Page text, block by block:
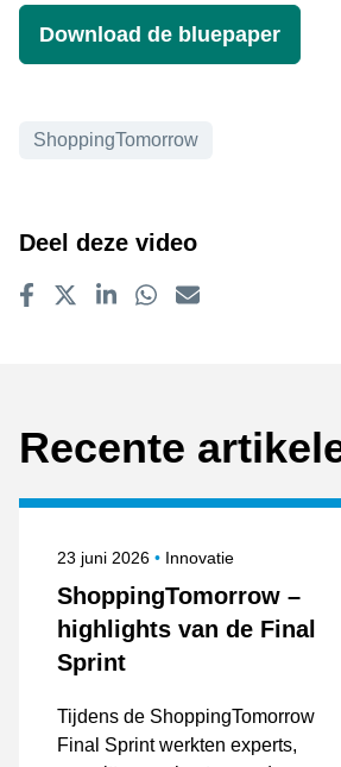
Download de bluepaper
Onderwerpen
ShoppingTomorrow
Deel deze video
Recente
ShoppingTomorrow –
highlights van de Final
Sprint
Gepubliceerd op
23 juni 2026 Onderwerpen
Innovatie
Tijdens de ShoppingTomorrow
Final Sprint werkten experts,